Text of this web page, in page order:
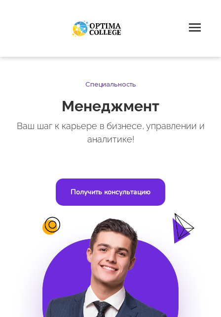
Специальность
Менеджмент
Ваш шаг к карьере в бизнесе, управлении и
аналитике!
Получить консультацию